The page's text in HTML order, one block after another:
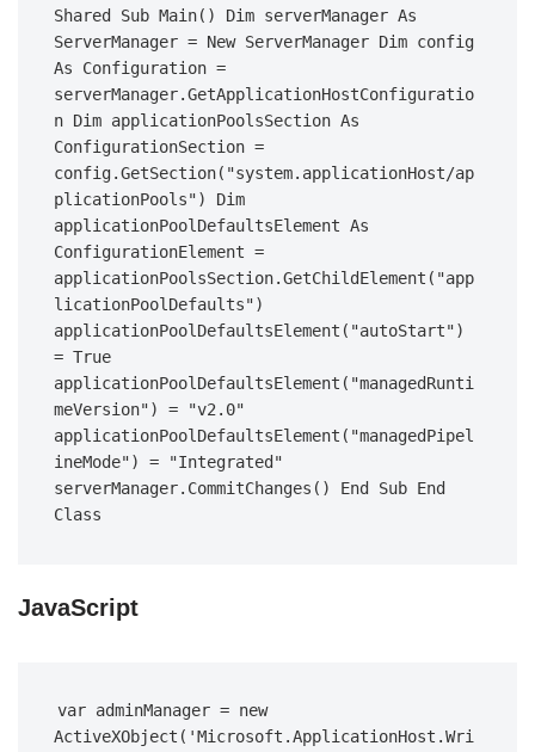
Shared Sub Main() Dim serverManager As
ServerManager = New ServerManager Dim config
As Configuration =
serverManager.GetApplicationHostConfiguratio
n Dim applicationPoolsSection As
ConfigurationSection =
config.GetSection("system.applicationHost/ap
plicationPools") Dim
applicationPoolDefaultsElement As
ConfigurationElement =
applicationPoolsSection.GetChildElement("app
licationPoolDefaults")
applicationPoolDefaultsElement("autoStart")
= True
applicationPoolDefaultsElement("managedRunti
meVersion") = "v2.0"
applicationPoolDefaultsElement("managedPipel
ineMode") = "Integrated"
serverManager.CommitChanges() End Sub End
Class
JavaScript
var adminManager = new
ActiveXObject('Microsoft.ApplicationHost.Wri